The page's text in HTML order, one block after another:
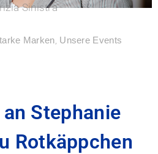
Sinistra
Marken Unsere Events
Stephanie
Rotkäppchen